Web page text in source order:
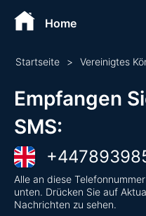
Home
Startseite > Vereinigtes
Empfangen
SMS:
+
Alle an diese
unten. Drücken Sie auf
Nachrichten zu sehen.